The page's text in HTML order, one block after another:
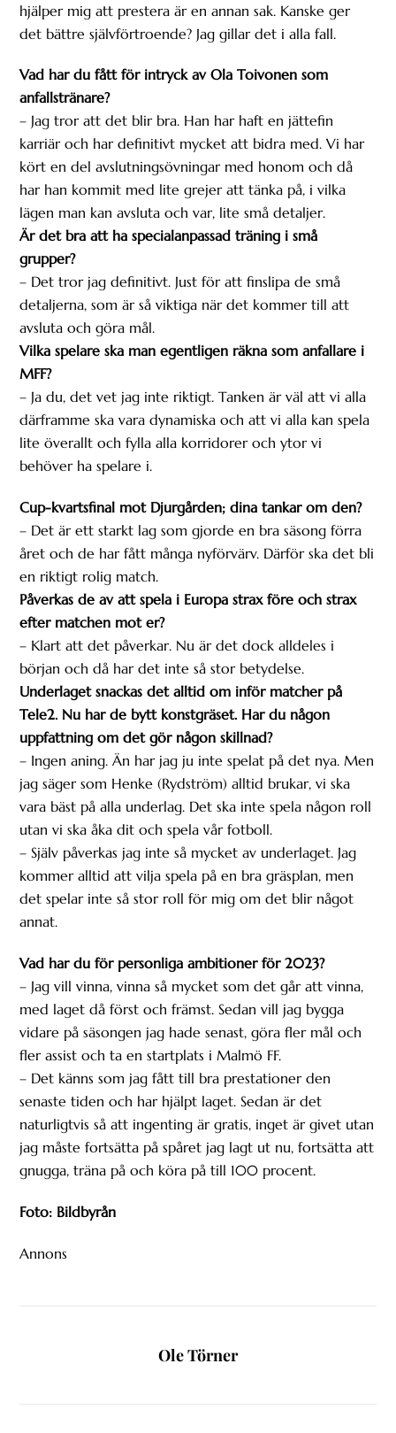
hjälper mig att prestera är en annan sak. Kanske ger
det bättre självförtroende? Jag gillar det i alla fall.
Vad har du fått för intryck av Ola Toivonen som
anfallstränare?
– Jag tror att det blir bra. Han har haft en jättefin
karriär och har definitivt mycket att bidra med. Vi har
kört en del avslutningsövningar med honom och då
har han kommit med lite grejer att tänka på, i vilka
lägen man kan avsluta och var, lite små detaljer.
Är det bra att ha specialanpassad träning i små
grupper?
– Det tror jag definitivt. Just för att finslipa de små
detaljerna, som är så viktiga när det kommer till att
avsluta och göra mål.
Vilka spelare ska man egentligen räkna som anfallare i
MFF?
– Ja du, det vet jag inte riktigt. Tanken är väl att vi alla
därframme ska vara dynamiska och att vi alla kan spela
lite överallt och fylla alla korridorer och ytor vi
behöver ha spelare i.
Cup-kvartsfinal mot Djurgården; dina tankar om den?
– Det är ett starkt lag som gjorde en bra säsong förra
året och de har fått många nyförvärv. Därför ska det bli
en riktigt rolig match.
Påverkas de av att spela i Europa strax före och strax
efter matchen mot er?
– Klart att det påverkar. Nu är det dock alldeles i
början och då har det inte så stor betydelse.
Underlaget snackas det alltid om inför matcher på
Tele2. Nu har de bytt konstgräset. Har du någon
uppfattning om det gör någon skillnad?
– Ingen aning. Än har jag ju inte spelat på det nya. Men
jag säger som Henke (Rydström) alltid brukar, vi ska
vara bäst på alla underlag. Det ska inte spela någon roll
utan vi ska åka dit och spela vår fotboll.
– Själv påverkas jag inte så mycket av underlaget. Jag
kommer alltid att vilja spela på en bra gräsplan, men
det spelar inte så stor roll för mig om det blir något
annat.
Vad har du för personliga ambitioner för 2023?
– Jag vill vinna, vinna så mycket som det går att vinna,
med laget då först och främst. Sedan vill jag bygga
vidare på säsongen jag hade senast, göra fler mål och
fler assist och ta en startplats i Malmö FF.
– Det känns som jag fått till bra prestationer den
senaste tiden och har hjälpt laget. Sedan är det
naturligtvis så att ingenting är gratis, inget är givet utan
jag måste fortsätta på spåret jag lagt ut nu, fortsätta att
gnugga, träna på och köra på till 100 procent.
Foto: Bildbyrån
Annons
Ole Törner